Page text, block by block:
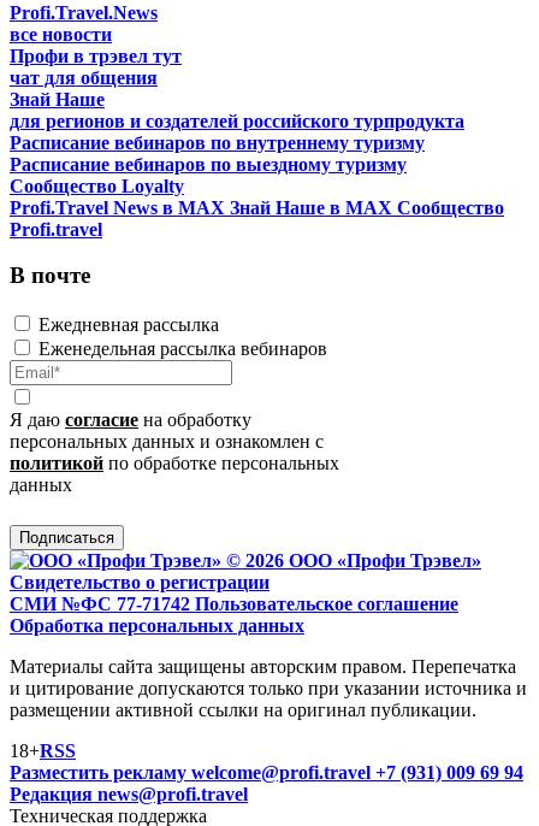
Profi.Travel.News
все новости
Профи в трэвел тут
чат для общения
Знай Наше
для регионов и создателей российского турпродукта
Расписание вебинаров по внутреннему туризму
Расписание вебинаров по выездному туризму
Сообщество Loyalty
Profi.Travel News в MAX Знай Наше в MAX Сообщество
Profi.travel
В почте
Ежедневная рассылка
Еженедельная рассылка вебинаров
Я даю согласие на обработку
персональных данных и ознакомлен с
политикой по обработке персональных
данных
Подписаться
© 2026 ООО «Профи Трэвeл»
Свидетельство о регистрации
СМИ №ФС 77-71742 Пользовательское соглашение
Обработка персональных данных
Материалы сайта защищены авторским правом. Перепечатка
и цитирование допускаются только при указании источника и
размещении активной ссылки на оригинал публикации.
18+RSS
Разместить рекламу welcome@profi.travel +7 (931) 009 69 94
Редакция news@profi.travel
Техническая поддержка